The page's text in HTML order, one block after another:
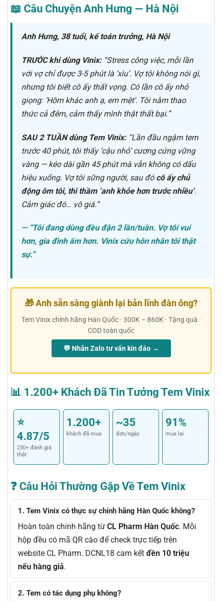
📖 Câu Chuyện Anh Hưng — Hà Nội
Anh Hưng, 38 tuổi, kế toán trưởng, Hà Nội
TRƯỚC khi dùng Vinix:“Stress công việc, mỗi lần
với vợ chỉ được 3-5 phút là ‘xìu’. Vợ tôi không nói gì,
nhưng tôi biết cô ấy thất vọng. Có lần cô ấy nhỏ
giọng: ‘Hôm khác anh ạ, em mệt’. Tôi nằm thao
thức cả đêm, cảm thấy mình thật thất bại.”
SAU 2 TUẦN dùng Tem Vinix:“Lần đầu ngậm tem
trước 40 phút, tôi thấy ‘cậu nhỏ’ cương cứng vững
vàng — kéo dài gần 45 phút mà vẫn không có dấu
hiệu xuống. Vợ tôi sững người, sau đó cô ấy chủ
động ôm tôi, thì thầm ‘anh khỏe hơn trước nhiều’.
Cảm giác đó… vô giá.”
— “Tôi đang dùng đều đặn 2 lần/tuần. Vợ tôi vui
hơn, gia đình ấm hơn. Vinix cứu hôn nhân tôi thật
sự.”
🎁 Anh sẵn sàng giành lại bản lĩnh đàn ông?
Tem Vinix chính hãng Hàn Quốc · 300K – 860K · Tặng quà ·
COD toàn quốc
💬 Nhắn Zalo tư vấn kín đáo →
📊 1.200+ Khách Đã Tin Tưởng Tem Vinix
⭐
4.87/5
230+ đánh giá
thật
1.200+
khách đã mua
~35
đơn/ngày
91%
mua lại
❓ Câu Hỏi Thường Gặp Về Tem Vinix
1. Tem Vinix có thực sự chính hãng Hàn Quốc không?
Hoàn toàn chính hãng từ CL Pharm Hàn Quốc. Mỗi
hộp đều có mã QR cào để check trực tiếp trên
website CL Pharm. DCNL18 cam kết đền 10 triệu
nếu hàng giả.
2. Tem có tác dụng phụ không?